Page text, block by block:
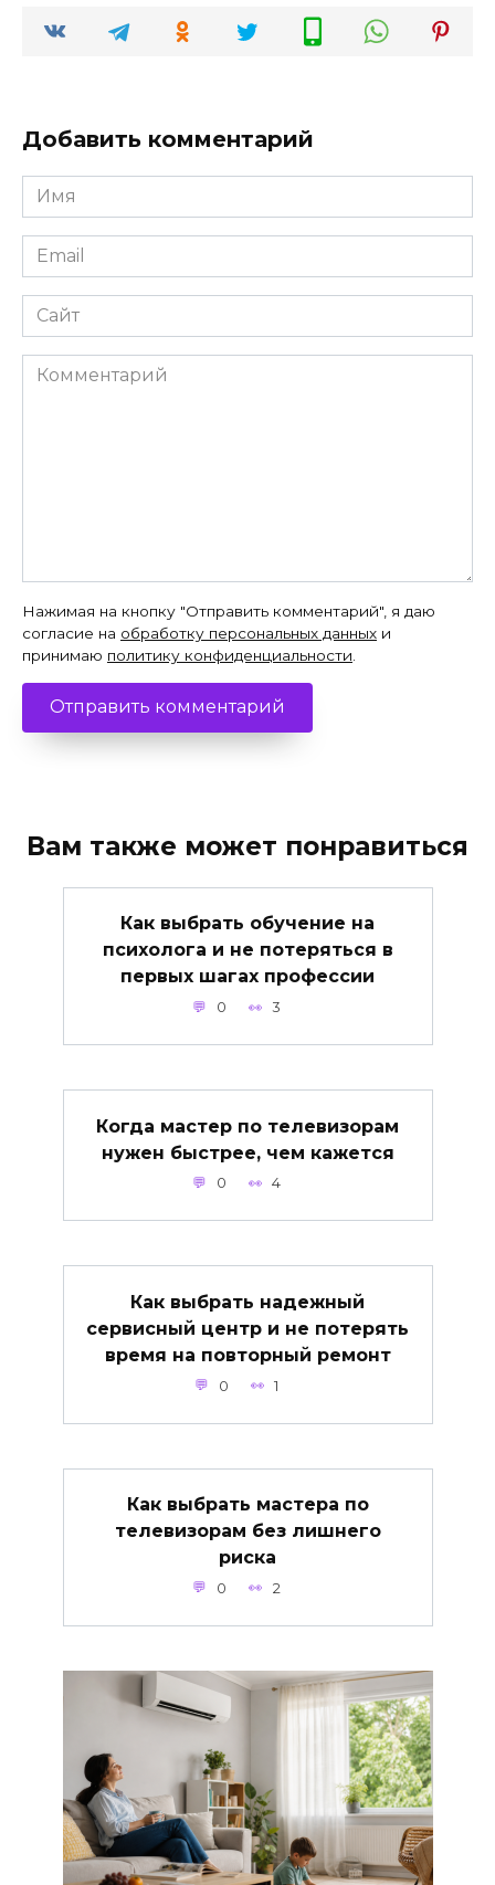
Добавить комментарий
Имя
*
Email
*
Сайт
Комментарий
Нажимая на кнопку "Отправить комментарий", я даю
согласие на обработку персональных данных и
принимаю политику конфиденциальности
Вам также может понравиться
Как выбрать обучение на
психолога и не потеряться в
первых шагах профессии
0 3
Когда мастер по телевизорам
нужен быстрее, чем кажется
0 4
Как выбрать надежный
сервисный центр и не потерять
время на повторный ремонт
0 1
Как выбрать мастера по
телевизорам без лишнего
риска
0 2